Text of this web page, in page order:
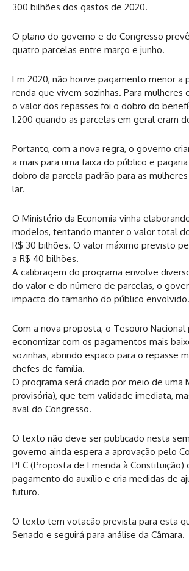
300 bilhões dos gastos de 2020.
O plano do governo e do Congresso
quatro parcelas entre março e junho.
Em 2020, não houve pagamento menor a
renda que vivem sozinhas. Para mulheres
o valor dos repasses foi o dobro do
1.200 quando as parcelas em geral eram
Portanto, com a nova regra, o governo
a mais para uma faixa do público e
dobro da parcela padrão para as
lar.
O Ministério da Economia vinha
modelos, tentando manter o valor total
R$ 30 bilhões. O valor máximo previsto
a R$ 40 bilhões.
A calibragem do programa envolve
do valor e do número de parcelas, o
impacto do tamanho do público envolvido.
Com a nova proposta, o Tesouro Nacional
economizar com os pagamentos mais
sozinhas, abrindo espaço para o repasse
chefes de família.
O programa será criado por meio de uma
provisória), que tem validade imediata,
aval do Congresso.
O texto não deve ser publicado nesta
governo ainda espera a aprovação pelo
PEC (Proposta de Emenda à Constituição)
pagamento do auxílio e cria medidas de
futuro.
O texto tem votação prevista para esta
Senado e seguirá para análise da Câmara.